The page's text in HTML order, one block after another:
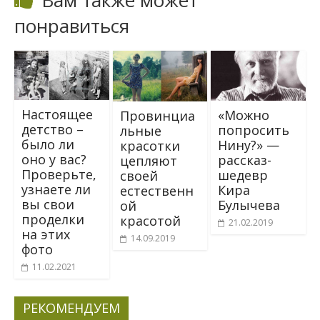
понравиться
Настоящее
детство –
было ли
оно у вас?
Проверьте,
узнаете ли
вы свои
проделки
на этих
фото
11.02.2021
Провинциа
льные
красотки
цепляют
своей
естественн
ой
красотой
14.09.2019
«Можно
попросить
Нину?» —
рассказ-
шедевр
Кира
Булычева
21.02.2019
РЕКОМЕНДУЕМ